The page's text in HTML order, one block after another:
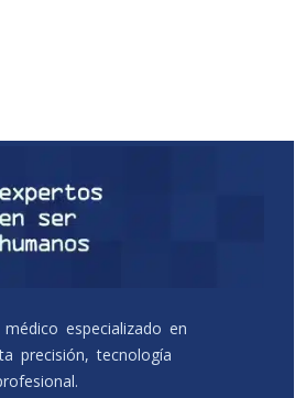
especializado en
precisión, tecnología